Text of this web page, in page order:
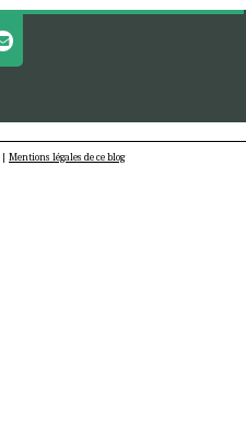
| Mentions légales de ce blog